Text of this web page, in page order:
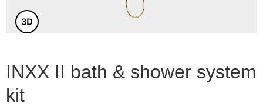
INXX II bath & shower system
kit